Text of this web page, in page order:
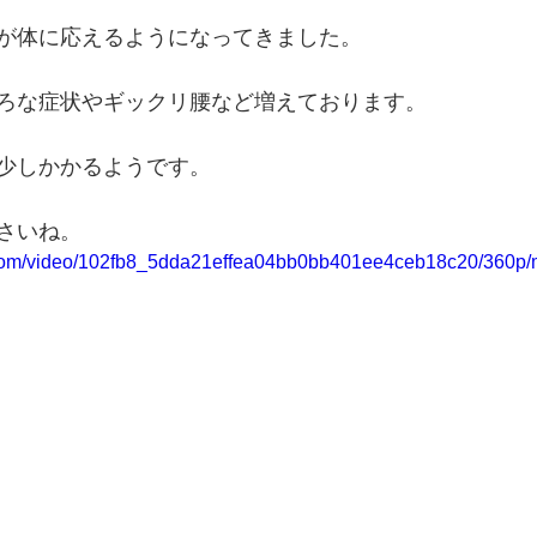
体に応えるようになってきました。
な症状やギックリ腰など増えております。
しかかるようです。
いね。
video/102fb8_5dda21effea04bb0bb401ee4ceb18c20/360p/